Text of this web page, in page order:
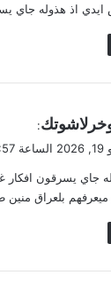
اذ هذوله جاي
:
ص
جاي يسرقون افكار
بلعراق منين